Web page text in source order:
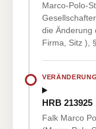
Marco-Polo-
die Änderung
Firma, Sitz ),
HRB 213925
Falk Marco